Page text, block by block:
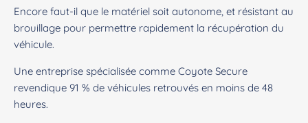
Encore faut-il que le matériel soit autonome, et résistant au
brouillage pour permettre rapidement la récupération du
véhicule.
Une entreprise spécialisée comme Coyote Secure
revendique 91 % de véhicules retrouvés en moins de 48
heures.